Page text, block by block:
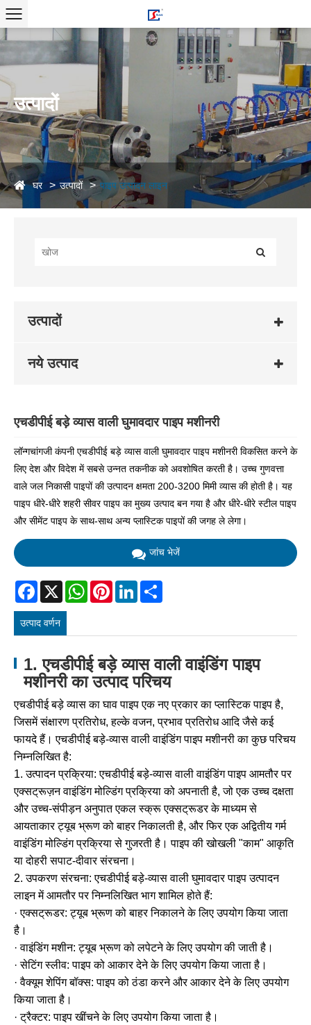
उत्पादों
घर उत्पादों पाइप उत्पादन लाइन
उत्पादों
नये उत्पाद
एचडीपीई बड़े व्यास वाली घुमावदार पाइप मशीनरी
लॉन्गचांगजी कंपनी एचडीपीई बड़े व्यास वाली घुमावदार पाइप मशीनरी विकसित करने के
लिए देश और विदेश में सबसे उन्नत तकनीक को अवशोषित करती है। उच्च गुणवत्ता
वाले जल निकासी पाइपों की उत्पादन क्षमता 200-3200 मिमी व्यास की होती है। यह
पाइप धीरे-धीरे शहरी सीवर पाइप का मुख्य उत्पाद बन गया है और धीरे-धीरे स्टील पाइप
और सीमेंट पाइप के साथ-साथ अन्य प्लास्टिक पाइपों की जगह ले लेगा।
जांच भेजें
Facebook
X WhatsAppPinterestLinkedIn
उत्पाद वर्णन
1. एचडीपीई बड़े व्यास वाली वाइंडिंग पाइप
मशीनरी का उत्पाद परिचय
एचडीपीई बड़े व्यास का घाव पाइप एक नए प्रकार का प्लास्टिक पाइप है,
जिसमें संक्षारण प्रतिरोध, हल्के वजन, प्रभाव प्रतिरोध आदि जैसे कई
फायदे हैं। एचडीपीई बड़े-व्यास वाली वाइंडिंग पाइप मशीनरी का कुछ परिचय
निम्नलिखित है:
1. उत्पादन प्रक्रिया: एचडीपीई बड़े-व्यास वाली वाइंडिंग पाइप आमतौर पर
एक्सट्रूज़न वाइंडिंग मोल्डिंग प्रक्रिया को अपनाती है, जो एक उच्च दक्षता
और उच्च-संपीड़न अनुपात एकल स्क्रू एक्सट्रूडर के माध्यम से
आयताकार ट्यूब भ्रूण को बाहर निकालती है, और फिर एक अद्वितीय गर्म
वाइंडिंग मोल्डिंग प्रक्रिया से गुजरती है। पाइप की खोखली "काम" आकृति
या दोहरी सपाट-दीवार संरचना।
2. उपकरण संरचना: एचडीपीई बड़े-व्यास वाली घुमावदार पाइप उत्पादन
लाइन में आमतौर पर निम्नलिखित भाग शामिल होते हैं:
· एक्सट्रूडर: ट्यूब भ्रूण को बाहर निकालने के लिए उपयोग किया जाता
है।
· वाइंडिंग मशीन: ट्यूब भ्रूण को लपेटने के लिए उपयोग की जाती है।
· सेटिंग स्लीव: पाइप को आकार देने के लिए उपयोग किया जाता है।
· वैक्यूम शेपिंग बॉक्स: पाइप को ठंडा करने और आकार देने के लिए उपयोग
किया जाता है।
· ट्रैक्टर: पाइप खींचने के लिए उपयोग किया जाता है।